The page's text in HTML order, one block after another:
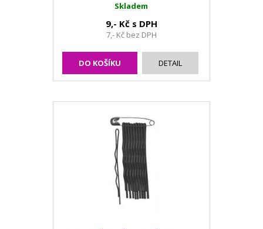
Skladem
9,- Kč s DPH
7,- Kč bez DPH
DO KOŠÍKU DETAIL